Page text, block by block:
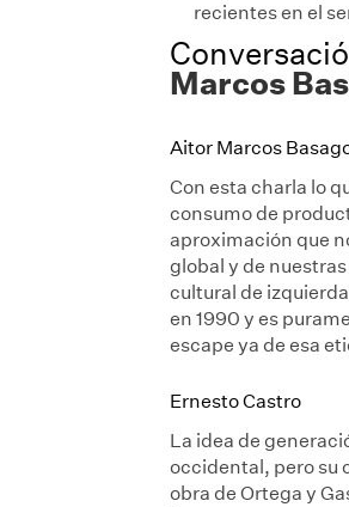
recientes en el
Marcos
Aitor Marcos
Con esta charla lo
consumo de
aproximación que
global y de
cultural de
en 1990 y es
escape ya de esa
Ernesto Castro
La idea de
occidental, pero su
obra de Ortega y